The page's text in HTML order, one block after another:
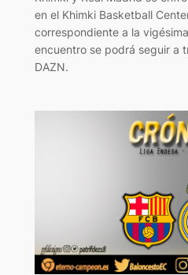
en el Khimki Basketball
correspondiente a la
encuentro se podrá seguir a
DAZN.